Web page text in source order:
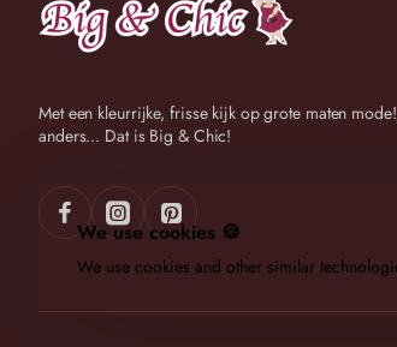
We use cookies 🍪
We use cookies and other similar
Met een kleurrijke, frisse kijk op grote maten
anders... Dat is Big & Chic!